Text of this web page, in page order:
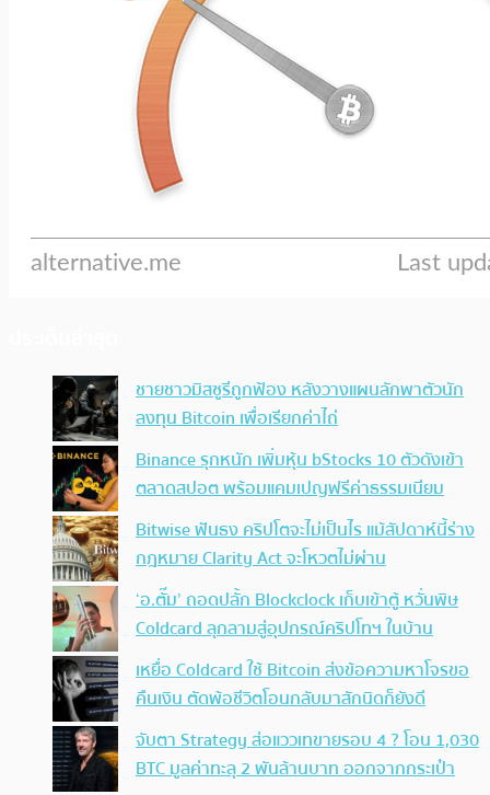
ชายชาวมิสซูรีถูกฟ้อง หลังวางแผนลักพาตัวนัก
ลงทุน Bitcoin เพื่อเรียกค่าไถ่
Binance รุกหนัก เพิ่มหุ้น bStocks 10 ตัวดังเข้า
ตลาดสปอต พร้อมแคมเปญฟรีค่าธรรมเนียม
Bitwise ฟันธง คริปโตจะไม่เป็นไร แม้สัปดาห์นี้ร่าง
กฎหมาย Clarity Act จะโหวตไม่ผ่าน
‘อ.ตั๊ม’ ถอดปลั้ก Blockclock เก็บเข้าตู้ หวั่นพิษ
Coldcard ลุกลามสู่อุปกรณ์คริปโทฯ ในบ้าน
เหยื่อ Coldcard ใช้ Bitcoin ส่งข้อความหาโจรขอ
คืนเงิน ตัดพ้อชีวิตโอนกลับมาสักนิดก็ยังดี
จับตา Strategy ส่อแววเทขายรอบ 4 ? โอน 1,030
BTC มูลค่าทะลุ 2 พันล้านบาท ออกจากกระเป๋า